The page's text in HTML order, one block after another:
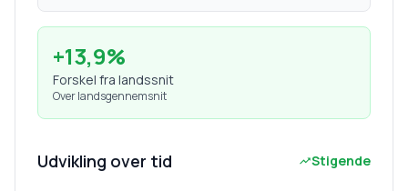
+13,9%
Forskel fra landssnit
Over landsgennemsnit
Udvikling over tid Stigende